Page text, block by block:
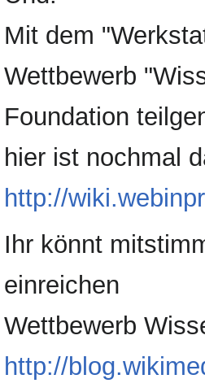
Mit dem
Wettbewerb
Foundation
hier ist nochmal
http://
Ihr könnt
einreichen
Wettbewerb
http://